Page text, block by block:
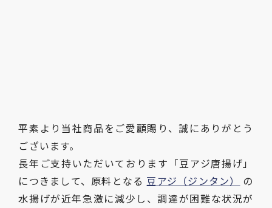
平素より当社商品をご愛顧賜り、誠にありがとう
ございます。
長年ご支持いただいております「豆アジ唐揚げ」
につきまして、原料となる 豆アジ（ジンタン）
の
水揚げが近年急激に減少し、調達が困難な状況が